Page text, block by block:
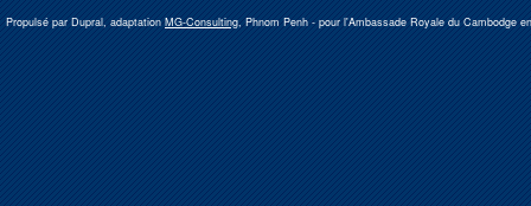
Propulsé par Dupral, adaptation MG-Consulting, Phnom Penh - pour l'Ambassade Royale du Cambodge